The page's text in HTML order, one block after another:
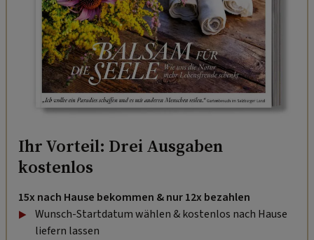
Ihr Vorteil: Drei Ausgaben
kostenlos
15x nach Hause bekommen & nur 12x bezahlen
Wunsch-Startdatum wählen & kostenlos nach Hause
liefern lassen